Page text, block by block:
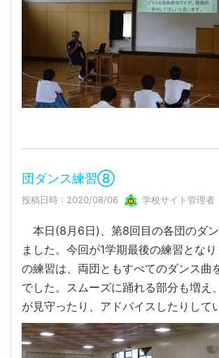
団ダンス練習⑧
投稿日時 : 2020/08/06 学校サイト管理者
本日(8月6日)、第8回目の各団のダン
ました。今回が1学期最後の練習とな
の練習は、両団ともすべてのダンス曲
でした。スムーズに踊れる部分も増え
が見守ったり、アドバイスしたりして